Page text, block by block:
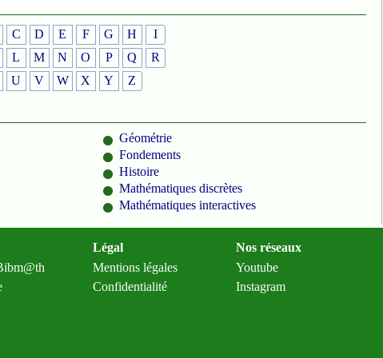
C D E F G H
I
L M N O P Q
R
U V W X Y Z
Géométrie
Fondements
Histoire
Mathématiques discrètes
Mathématiques interactives
Légal
Mentions légales
Confidentialité
Nos réseaux
Youtube
Instagram